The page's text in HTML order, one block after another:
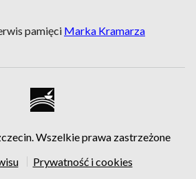
pamięci Marka Kramarza
Wszelkie prawa zastrzeżone
Prywatność i cookies